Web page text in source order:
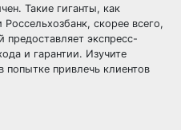
Такие гиганты, как
скорее всего,
экспресс-
и гарантии. Изучите
привлечь клиентов